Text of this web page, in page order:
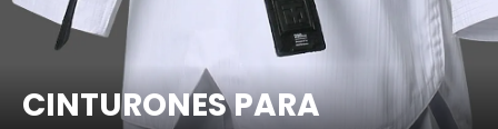
CINTURONES PARA